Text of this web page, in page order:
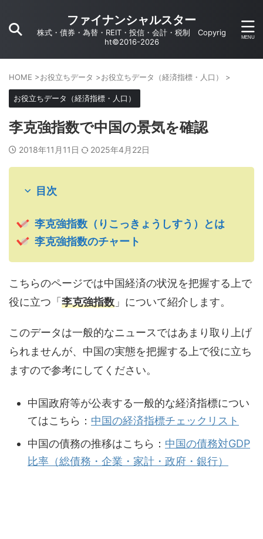
ファイナンシャルスター
株式・債券・為替・REIT・投信・会計・税制 Copyrig
ht©2016-2026
HOME >お役立ちデータ >お役立ちデータ（経済指標・人口） >
お役立ちデータ（経済指標・人口）
李克強指数で中国の景気を確認
2018年11月11日 2025年4月22日
目次
李克強指数（りこっきょうしすう）とは
李克強指数のチャート
こちらのページでは中国経済の状況を把握する上で
役に立つ「 李克強指数 」について紹介します。
このデータは一般的なニュースではあまり取り上げ
られませんが、中国の実態を把握する上で役に立ち
ますので参考にしてください。
中国政府等が公表する一般的な経済指標につい
てはこちら： 中国の経済指標チェックリスト
中国の債務の推移はこちら： 中国の債務対GDP
比率（総債務・企業・家計・政府・銀行）